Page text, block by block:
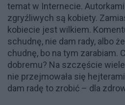
temat w Internecie.
zgryźliwych są kobiety.
kobiecie jest wilkiem.
schudnę, nie dam rady, albo
chudnę, bo na tym zarabiam.
dobremu? Na szczęście
nie przejmowała się
dam radę to zrobić – dla